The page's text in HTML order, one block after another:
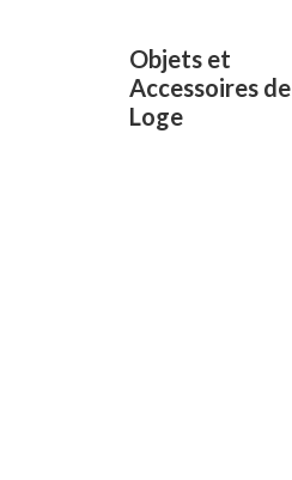
Objets et
Accessoires de
Loge